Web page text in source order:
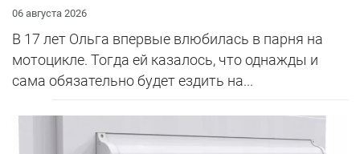
06 августа 2026
В 17 лет Ольга впервые влюбилась в парня на
мотоцикле. Тогда ей казалось, что однажды и
сама обязательно будет ездить на...